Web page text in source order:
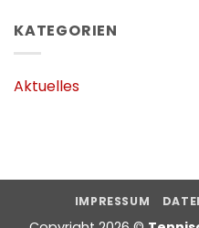
KATEGORIEN
Aktuelles
IMPRESSUM